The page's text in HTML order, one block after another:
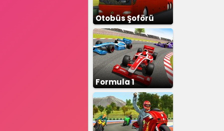
Otobüs Şoförü
Simülatör
Formula 1